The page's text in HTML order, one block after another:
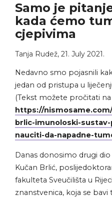
Samo je
kada ćemo
cjepivima
Tanja Rudež, 21. July 2021.
Nedavno smo pojasnili
jedan od pristupa u
(Tekst možete pročitati
https://
brlic-imunoloski-
nauciti-da-napadne-
Danas donosimo drugi
Kučan Brlić,
fakulteta Sveučilišta u
znanstvenica, koja se